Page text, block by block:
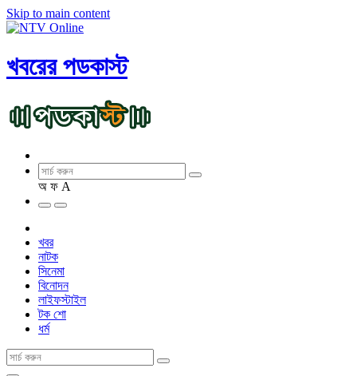
Skip to main content
খবরের পডকাস্ট
অ ফ A
খবর
নাটক
সিনেমা
বিনোদন
লাইফস্টাইল
টক শো
ধর্ম